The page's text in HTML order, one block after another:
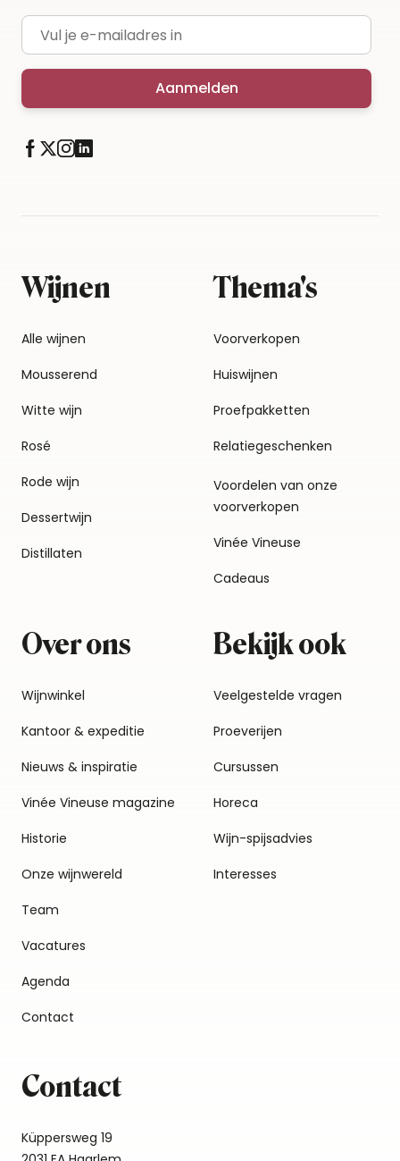
E-mailadres
Aanmelden
Wijnen
Alle wijnen
Mousserend
Witte wijn
Rosé
Rode wijn
Dessertwijn
Distillaten
Thema's
Voorverkopen
Huiswijnen
Proefpakketten
Relatiegeschenken
Voordelen van onze
voorverkopen
Vinée Vineuse
Cadeaus
Over ons
Wijnwinkel
Kantoor & expeditie
Nieuws & inspiratie
Vinée Vineuse magazine
Historie
Onze wijnwereld
Team
Vacatures
Agenda
Contact
Bekijk ook
Veelgestelde vragen
Proeverijen
Cursussen
Horeca
Wijn-spijsadvies
Interesses
Contact
Küppersweg 19